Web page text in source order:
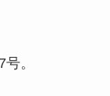
。